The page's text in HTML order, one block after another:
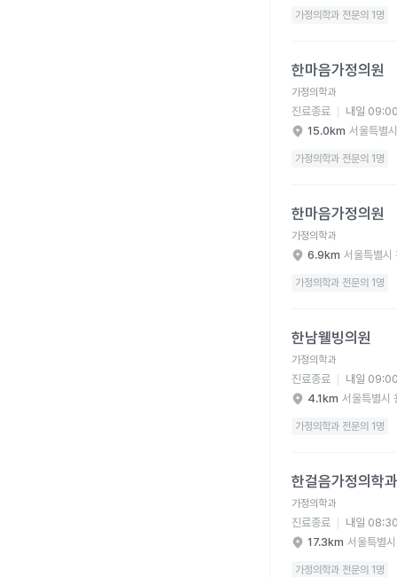
가정의학과 전문의 1명
한마음가정의원
가정의학과
진료종료
내일
15.0km 서울특별
가정의학과 전문의 1명
한마음가정의원
가정의학과
6.9km 서울특별시
가정의학과 전문의 1명
한남웰빙의원
가정의학과
진료종료
내일
4.1km 서울특별시
가정의학과 전문의 1명
한걸음가정의학
가정의학과
진료종료
내일
17.3km 서울특별
가정의학과 전문의 1명